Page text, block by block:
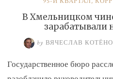
В Хмельницком
зарабатывали
by ВЯЧЕСЛАВ
Государственное бюро